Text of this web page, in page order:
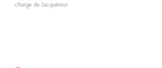
charge de l'acquéreur